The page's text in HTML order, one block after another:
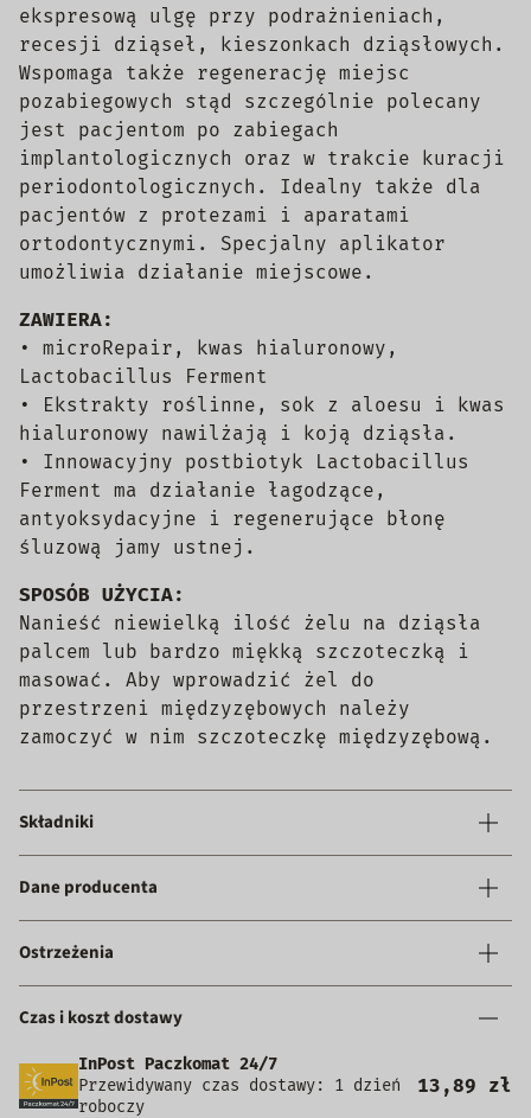
ekspresową ulgę przy podrażnieniach,
recesji dziąseł, kieszonkach dziąsłowych.
Wspomaga także regenerację miejsc
pozabiegowych stąd szczególnie polecany
jest pacjentom po zabiegach
implantologicznych oraz w trakcie kuracji
periodontologicznych. Idealny także dla
pacjentów z protezami i aparatami
ortodontycznymi. Specjalny aplikator
umożliwia działanie miejscowe.
ZAWIERA:
• microRepair, kwas hialuronowy,
Lactobacillus Ferment
• Ekstrakty roślinne, sok z aloesu i kwas
hialuronowy nawilżają i koją dziąsła.
• Innowacyjny postbiotyk Lactobacillus
Ferment ma działanie łagodzące,
antyoksydacyjne i regenerujące błonę
śluzową jamy ustnej.
SPOSÓB UŻYCIA:
Nanieść niewielką ilość żelu na dziąsła
palcem lub bardzo miękką szczoteczką i
masować. Aby wprowadzić żel do
przestrzeni międzyzębowych należy
zamoczyć w nim szczoteczkę międzyzębową.
Składniki
Dane producenta
Ostrzeżenia
Czas i koszt dostawy
InPost Paczkomat 24/7
Przewidywany czas dostawy: 1 dzień
roboczy
13,89 zł